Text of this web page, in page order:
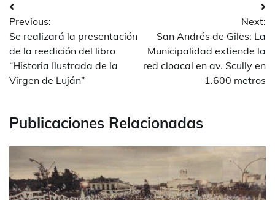
Navegación
de
entradas
Previous:
Se realizará la presentación
de la reedición del libro
“Historia Ilustrada de la
Virgen de Luján”
Next:
San Andrés de Giles: La
Municipalidad extiende la
red cloacal en av. Scully en
1.600 metros
Publicaciones Relacionadas